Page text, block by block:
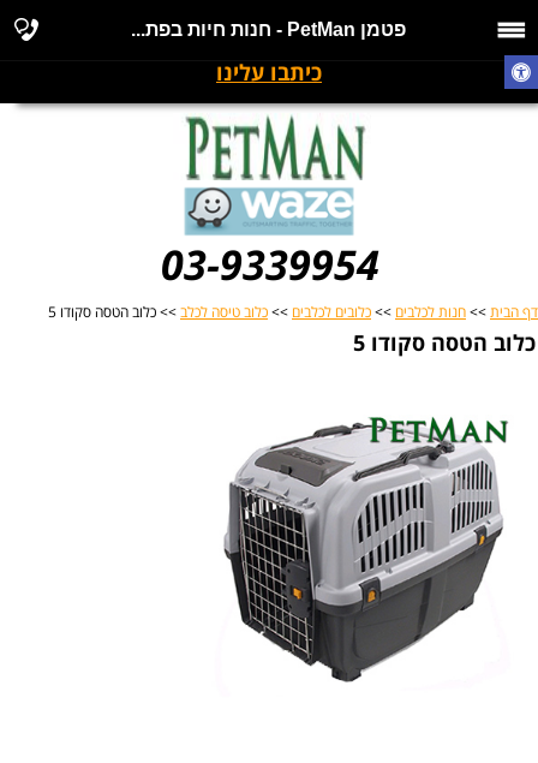
פטמן PetMan - חנות חיות בפת...
כיתבו עלינו
03-9339954
דף הבית >> חנות לכלבים >> כלובים לכלבים >> כלוב טיסה לכלב >> כלוב הטסה סקודו 5
כלוב הטסה סקודו 5